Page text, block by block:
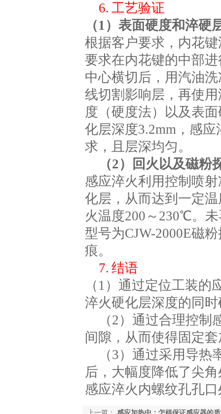
6. 工艺验证
（1）表面硬度和淬硬
根据客户要求，内花
要求在内花键的中部
中心横切后，用汽油
线切割影响层，再使
度（硬度法）以及表
化层深度3.2mm，感
求，且层深均匀。
（2）回火以及磁粉
感应淬火利用控制喷
化层，从而达到一定
火温度200～230℃。
型号为CJW-2000E磁
痕。
7. 结语
（1）通过定位工装
淬火硬化层深度的同
（2）通过合理控
间隙，从而使得固定
（3）通过采用导
后，大幅度降低了尖
感应淬火内螺纹孔孔